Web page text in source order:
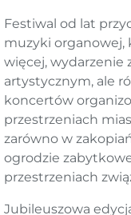
Festiwal od lat
muzyki organowej,
więcej, wydarzenie
artystycznym, ale
koncertów
przestrzeniach
zarówno w
ogrodzie
przestrzeniach
Jubileuszowa